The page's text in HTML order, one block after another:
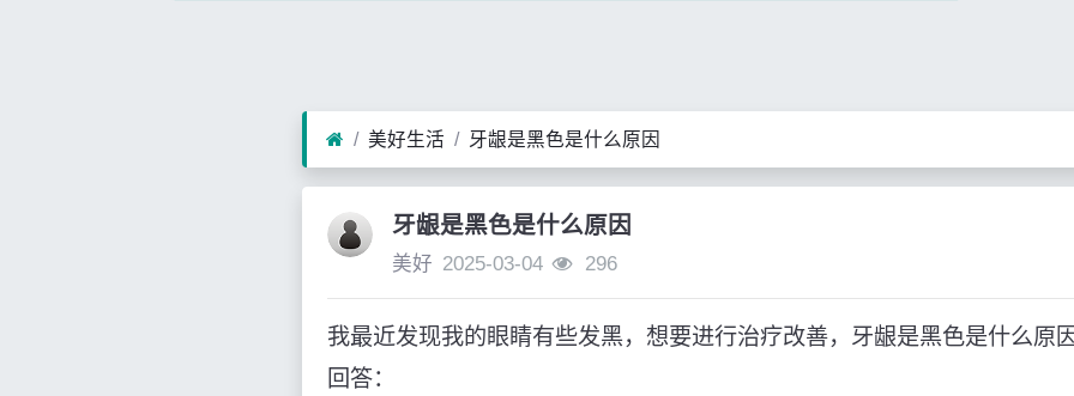
美好生活 牙龈是黑色是什么原因
牙龈是黑色是什么原因
美好 2025-03-04 296
我最近发现我的眼睛有些发黑，想要进行治疗改善，牙龈是黑色是什么原
回答：